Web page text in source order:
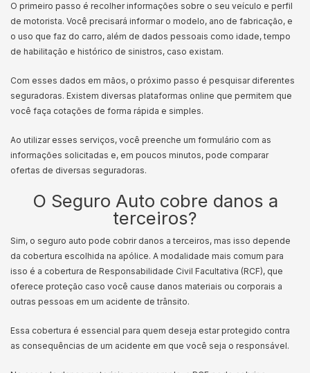
O primeiro passo é recolher informações sobre o seu veículo e perfil
de motorista. Você precisará informar o modelo, ano de fabricação, e
o uso que faz do carro, além de dados pessoais como idade, tempo
de habilitação e histórico de sinistros, caso existam.
Com esses dados em mãos, o próximo passo é pesquisar diferentes
seguradoras. Existem diversas plataformas online que permitem que
você faça cotações de forma rápida e simples.
Ao utilizar esses serviços, você preenche um formulário com as
informações solicitadas e, em poucos minutos, pode comparar
ofertas de diversas seguradoras.
O Seguro Auto cobre danos a
terceiros?
Sim, o seguro auto pode cobrir danos a terceiros, mas isso depende
da cobertura escolhida na apólice. A modalidade mais comum para
isso é a cobertura de Responsabilidade Civil Facultativa (RCF), que
oferece proteção caso você cause danos materiais ou corporais a
outras pessoas em um acidente de trânsito.
Essa cobertura é essencial para quem deseja estar protegido contra
as consequências de um acidente em que você seja o responsável.